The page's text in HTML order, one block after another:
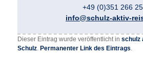
+49 (0)351 266
info@schulz-aktiv-
Dieser Eintrag wurde veröffentlicht inschulz
Schulz .Permanenter Link des Eintrags